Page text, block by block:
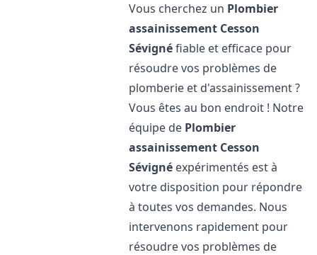
Vous cherchez un Plombier
assainissement Cesson
Sévignéfiable et efficace pour
résoudre vos problèmes de
plomberie et d'assainissement ?
Vous êtes au bon endroit ! Notre
équipe de Plombier
assainissement Cesson
Sévigné expérimentés est à
votre disposition pour répondre
à toutes vos demandes. Nous
intervenons rapidement pour
résoudre vos problèmes de